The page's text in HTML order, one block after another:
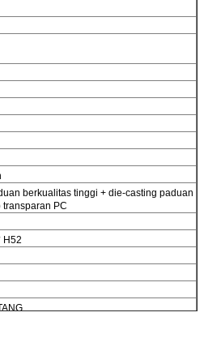
berkualitas tinggi + die-casting paduan
PC
H52